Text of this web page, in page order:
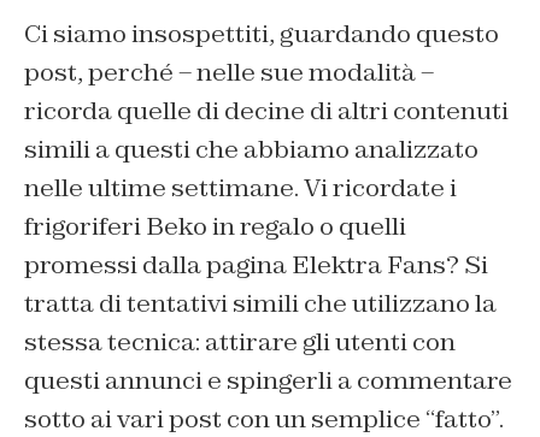
Ci siamo insospettiti, guardando questo
post, perché – nelle sue modalità –
ricorda quelle di decine di altri contenuti
simili a questi che abbiamo analizzato
nelle ultime settimane. Vi ricordate i
frigoriferi Beko in regalo o quelli
promessi dalla pagina Elektra Fans? Si
tratta di tentativi simili che utilizzano la
stessa tecnica: attirare gli utenti con
questi annunci e spingerli a commentare
sotto ai vari post con un semplice “fatto”.